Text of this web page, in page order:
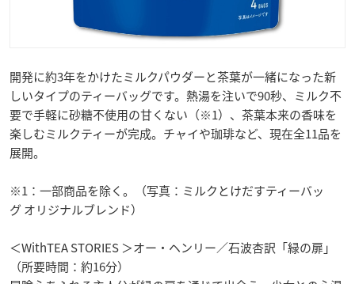
開発に約3年をかけたミルクパウダーと茶葉が一緒になった新
しいタイプのティーバッグです。熱湯を注いで90秒、ミルク不
要で手軽に砂糖不使用の甘くない（※1）、茶葉本来の香味を
楽しむミルクティーが完成。チャイや珈琲など、現在全11品を
展開。
※1：一部商品を除く。（写真：ミルクとけだすティーバッ
グ オリジナルブレンド）
＜WithTEA STORIES ＞オー・ヘンリー／石波杏訳「緑の扉」
（所要時間：約16分）